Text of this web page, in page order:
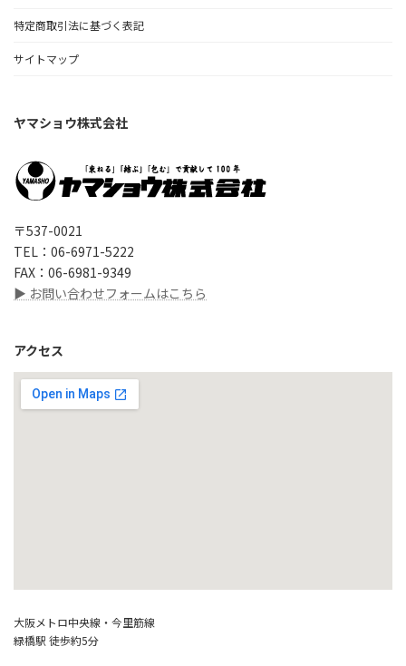
特定商取引法に基づく表記
サイトマップ
ヤマショウ株式会社
〒537-0021
TEL：06-6971-5222
FAX：06-6981-9349
▶ お問い合わせフォームはこちら
アクセス
大阪メトロ中央線・今里筋線
緑橋駅 徒歩約5分